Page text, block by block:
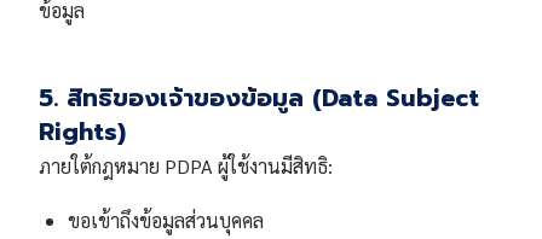
ข้อมูล
5. สิทธิของเจ้าของข้อมูล (Data Subject
Rights)
ภายใต้กฎหมาย PDPA ผู้ใช้งานมีสิทธิ:
ขอเข้าถึงข้อมูลส่วนบุคคล